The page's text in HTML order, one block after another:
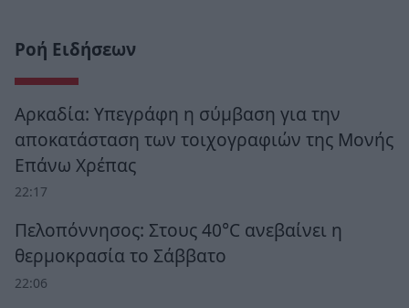
Ροή Ειδήσεων
Αρκαδία: Υπεγράφη η σύμβαση για την
αποκατάσταση των τοιχογραφιών της Μονής
Επάνω Χρέπας
22:17
Πελοπόννησος: Στους 40°C ανεβαίνει η
θερμοκρασία το Σάββατο
22:06